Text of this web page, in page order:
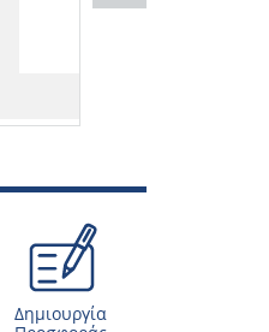
Δημιουργία